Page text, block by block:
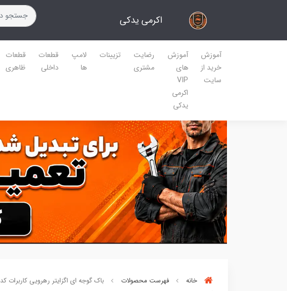
اکرمی یدکی
آموزش
خرید از
سایت
آموزش
های
VIP
اکرمی
یدکی
رضایت
مشتری
تزیینات
لامپ
ها
قطعات
داخلی
قطعات
ظاهری
خانه فهرست محصولات باک گوجه ای اگزایتر رهرویی کاربرات کد 85421